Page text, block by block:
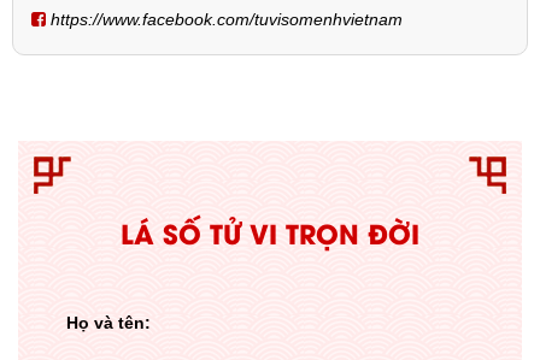
https://www.facebook.com/tuvisomenhvietnam
LÁ SỐ TỬ VI TRỌN ĐỜI
Họ và tên: